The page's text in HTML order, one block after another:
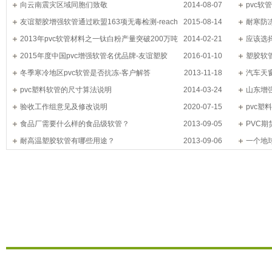
2014-08-07
向云南震灾区域同胞们致敬
pvc软
2015-08-14
友谊塑胶增强软管通过欧盟163项无毒检测-reach
认证
耐寒防
2014-02-21
2013年pvc软管材料之一钛白粉产量突破200万吨
大关
应该选
2016-01-10
2015年度中国pvc增强软管名优品牌-友谊塑胶
塑胶软
2013-11-18
冬季寒冷地区pvc软管是否抗冻-客户解答
汽车天
2014-03-24
pvc塑料软管的尺寸算法说明
山东增
2020-07-15
验收工作组意见及修改说明
pvc塑
2013-09-05
食品厂需要什么样的食品级软管？
PVC期
2013-09-06
耐高温塑胶软管有哪些用途？ 一个地